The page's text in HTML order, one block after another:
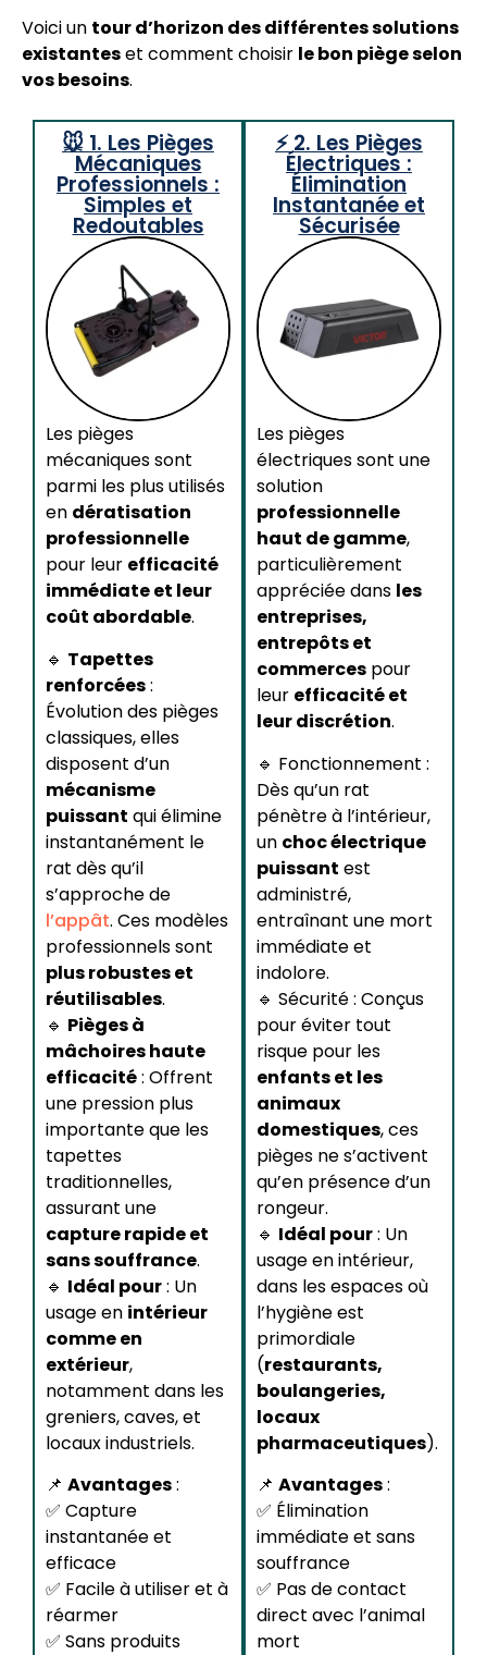
Voici un tour d’horizon des différentes solutions
existanteset comment choisir le bon piège selon
vos besoins.
🐭 1. Les Pièges
Mécaniques
Professionnels :
Simples et
Redoutables
Les pièges
mécaniques sont
parmi les plus utilisés
en dératisation
professionnelle
pour leur efficacité
immédiate et leur
coût abordable.
🔹 Tapettes
renforcées:
Évolution des pièges
classiques, elles
disposent d’un
mécanisme
puissant qui élimine
instantanément le
rat dès qu’il
s’approche de
l’appât. Ces modèles
professionnels sont
plus robustes et
réutilisables.
🔹 Pièges à
mâchoires haute
efficacité: Offrent
une pression plus
importante que les
tapettes
traditionnelles,
assurant une
capture rapide et
sans souffrance.
🔹 Idéal pour: Un
usage en intérieur
comme en
extérieur,
notamment dans les
greniers, caves, et
locaux industriels.
📌 Avantages:
✅ Capture
instantanée et
efficace
✅ Facile à utiliser et à
réarmer
✅ Sans produits
⚡ 2. Les Pièges
Électriques :
Élimination
Instantanée et
Sécurisée
Les pièges
électriques sont une
solution
professionnelle
haut de gamme,
particulièrement
appréciée dans les
entreprises,
entrepôts et
commerces pour
leur efficacité et
leur discrétion.
🔹 Fonctionnement :
Dès qu’un rat
pénètre à l’intérieur,
un choc électrique
puissant est
administré,
entraînant une mort
immédiate et
indolore.
🔹 Sécurité : Conçus
pour éviter tout
risque pour les
enfants et les
animaux
domestiques, ces
pièges ne s’activent
qu’en présence d’un
rongeur.
🔹 Idéal pour: Un
usage en intérieur,
dans les espaces où
l’hygiène est
primordiale
(restaurants,
boulangeries,
locaux
pharmaceutiques).
📌 Avantages:
✅ Élimination
immédiate et sans
souffrance
✅ Pas de contact
direct avec l’animal
mort